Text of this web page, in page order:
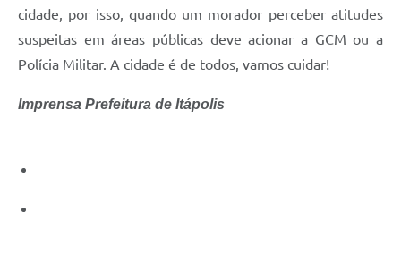
Projetos
Contas Públicas
Telefones Úteis
cidade, por isso, quando um morador perceber atitudes
suspeitas em áreas públicas deve acionar a GCM ou a
Polícia Militar. A cidade é de todos, vamos cuidar!
Imprensa Prefeitura de Itápolis